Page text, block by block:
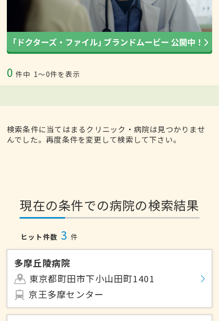
0 件中 1〜0件を表示
検索条件に当てはまるクリニック・病院は見つかりませ
んでした。再度条件を変更して検索して下さい。
現在の条件での病院の検索結果
ヒット件数 3 件
多摩丘陵病院
東京都町田市下小山田町1401
京王多摩センター